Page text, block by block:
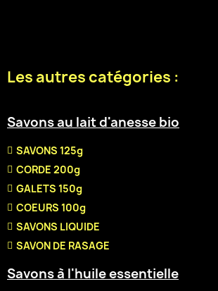
Les autres catégories :
Savons au lait d'anesse bio
SAVONS 125g
CORDE 200g
GALETS 150g
COEURS 100g
SAVONS LIQUIDE
SAVON DE RASAGE
Savons à l'huile essentielle